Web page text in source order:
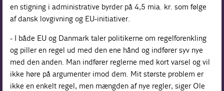
en stigning i administrative byrder på 4,5 mia. kr. som følge
af dansk lovgivning og EU-initiativer.
- I både EU og Danmark taler politikerne om regelforenkling
og piller en regel ud med den ene hånd og indfører syv nye
med den anden. Man indfører reglerne med kort varsel og vil
ikke høre på argumenter imod dem. Mit største problem er
ikke en enkelt regel, men mængden af nye regler, siger Ole